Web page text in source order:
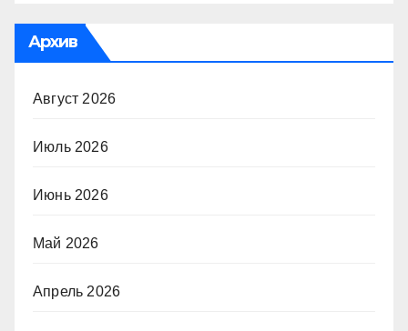
Архив
Август 2026
Июль 2026
Июнь 2026
Май 2026
Апрель 2026